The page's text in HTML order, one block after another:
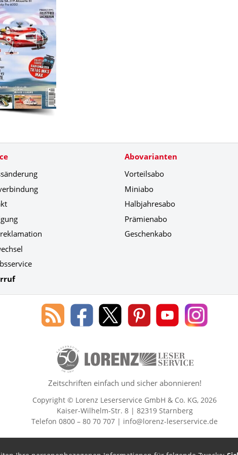
Abovarianten
Vorteilsabo
Miniabo
Halbjahresabo
Prämienabo
Geschenkabo
Blog
des
Lorenz
Leserservice
Lorenz
Leserservice
Lorenz
Leserservice
Lorenz
Leserservice
Lorenz
50 Lesefreude im Abo Jahre
Zeitschriften einfach und sicher abonnieren!
Copyright © Lorenz Leserservice GmbH & Co. KG, 2026
Kaiser-Wilhelm-Str. 8 | 82319 Starnberg
Telefon 0800 – 80 70 707 | info@lorenz-leserservice.de